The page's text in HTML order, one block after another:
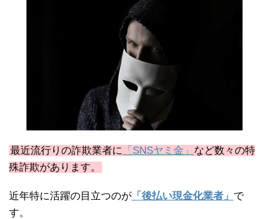
最近流行りの詐欺業者に 「SNSヤミ金」 など数々の特
殊詐欺があります。
近年特に活躍の目立つのが 「後払い現金化業者」 で
す。